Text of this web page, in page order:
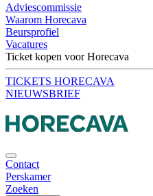
Adviescommissie
Waarom Horecava
Beursprofiel
Vacatures
Ticket kopen voor Horecava
TICKETS HORECAVA
NIEUWSBRIEF
Contact
Perskamer
Zoeken